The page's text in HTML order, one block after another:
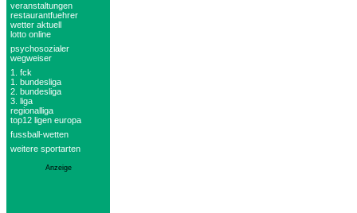
veranstaltungen
restaurantfuehrer
wetter aktuell
lotto online
psychosozialer
wegweiser
1. fck
1. bundesliga
2. bundesliga
3. liga
regionalliga
top12 ligen europa
fussball-wetten
weitere sportarten
Anzeige